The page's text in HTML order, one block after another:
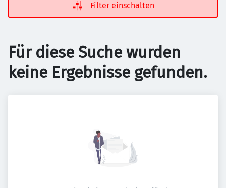
Filter einschalten
Für diese Suche wurden
keine Ergebnisse gefunden.